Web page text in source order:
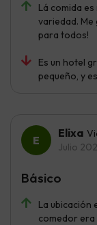
Lá comida
variedad. Me
para todos!
Es un hotel
pequeño, y
Elixa
Julio
La ubicación
comedor era
Básico